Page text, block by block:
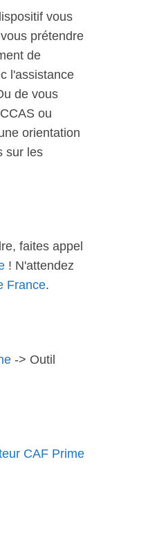
vous
prétendre
de
l'assistance
de vous
ou
orientation
sur les
faites appel
! N'attendez
France.
-> Outil
CAF Prime